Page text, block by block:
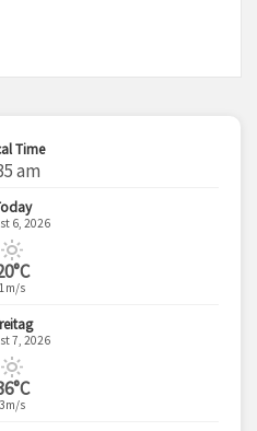
Time
am
6, 2026
1m/s
7, 2026
3m/s